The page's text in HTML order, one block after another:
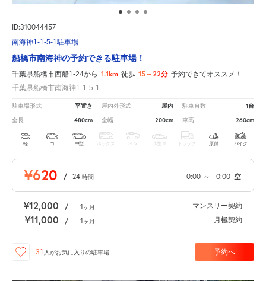
ID:310044457
南海神1-1-5-1駐車場
船橋市南海神の予約できる駐車場！
千葉県船橋市西船1-24から 1.1km 徒歩 15～22分 予約できてオススメ！
千葉県船橋市南海神1-1-5-1
駐車場形式 平置き 屋内外形式 屋内 駐車台数 1台
全長 480cm 全幅 200cm 車高 260cm
軽 コ 中型 ボックス SUV 大型車 トラック 原付 バイク
¥620 / 24 時間 0:00 ～ 0:00 空
¥12,000 / 1ヶ月 マンスリー契約
¥11,000 / 1ヶ月 月極契約
31 人がお気に入りの駐車場 予約へ